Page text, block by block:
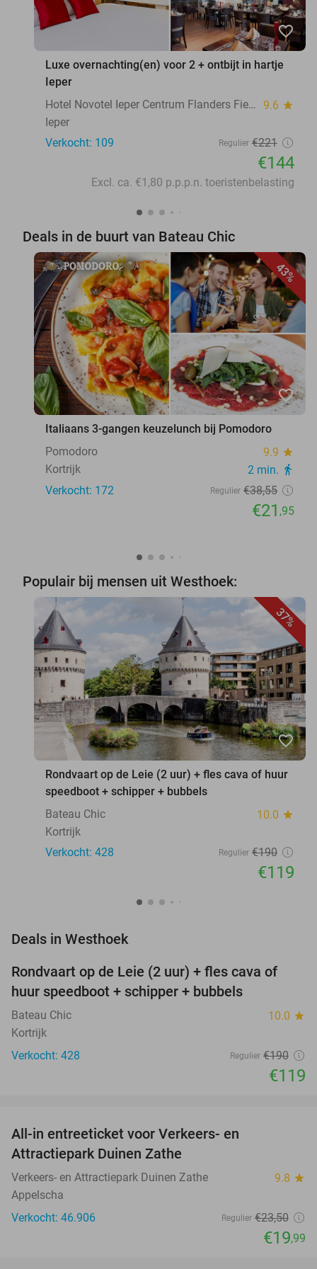
favorite_border
Luxe overnachting(en) voor 2 + ontbijt in hartje
Ieper
Hotel Novotel Ieper Centrum Flanders Fields 9.6 star
Ieper
Verkocht: 109
Regulier €221
€144
Excl. ca. €1,80 p.p.p.n. toeristenbelasting
Deals in de buurt van Bateau Chic
43%
favorite_border
Italiaans 3-gangen keuzelunch bij Pomodoro
Pomodoro
9.9 star
Kortrijk 2 min. directions_walk
Verkocht: 172 Regulier €38,55
€21 ,95
Populair bij mensen uit Westhoek:
37%
favorite_border
Rondvaart op de Leie (2 uur) + fles cava of huur
speedboot + schipper + bubbels
Bateau Chic
10.0 star
Kortrijk
Verkocht: 428
Regulier €190
€119
Deals in Westhoek
37%
Rondvaart op de Leie (2 uur) + fles cava of
huur speedboot + schipper + bubbels
Bateau Chic 10.0 star
Kortrijk
Verkocht: 428
Regulier €190
€119
All-in entreeticket voor Verkeers- en
Attractiepark Duinen Zathe
Verkeers- en Attractiepark Duinen Zathe 9.8 star
Appelscha
Verkocht: 46.906
Regulier €23,50
€19,99